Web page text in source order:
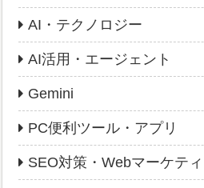
AI・テクノロジー
AI活用・エージェント
Gemini
PC便利ツール・アプリ
SEO対策・Webマーケテ